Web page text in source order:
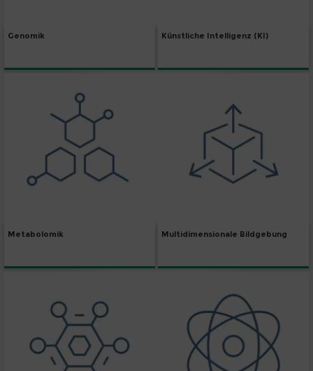
Genomik Künstliche Intelligenz (KI)
Metabolomik Multidimensionale Bildgebung